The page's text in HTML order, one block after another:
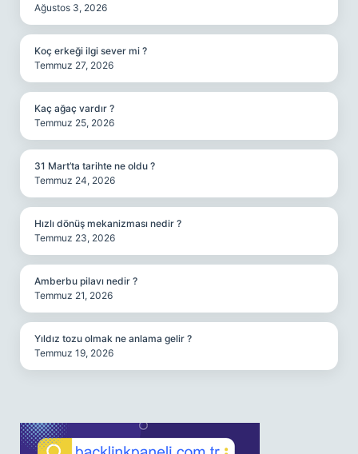
Ağustos 3, 2026
Koç erkeği ilgi sever mi ?
Temmuz 27, 2026
Kaç ağaç vardır ?
Temmuz 25, 2026
31 Mart’ta tarihte ne oldu ?
Temmuz 24, 2026
Hızlı dönüş mekanizması nedir ?
Temmuz 23, 2026
Amberbu pilavı nedir ?
Temmuz 21, 2026
Yıldız tozu olmak ne anlama gelir ?
Temmuz 19, 2026